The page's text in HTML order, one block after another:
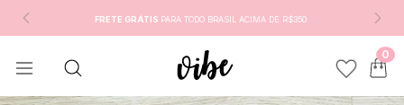
FRETE GRÁTIS PARA TODO BRASIL ACIMA DE R$350
0